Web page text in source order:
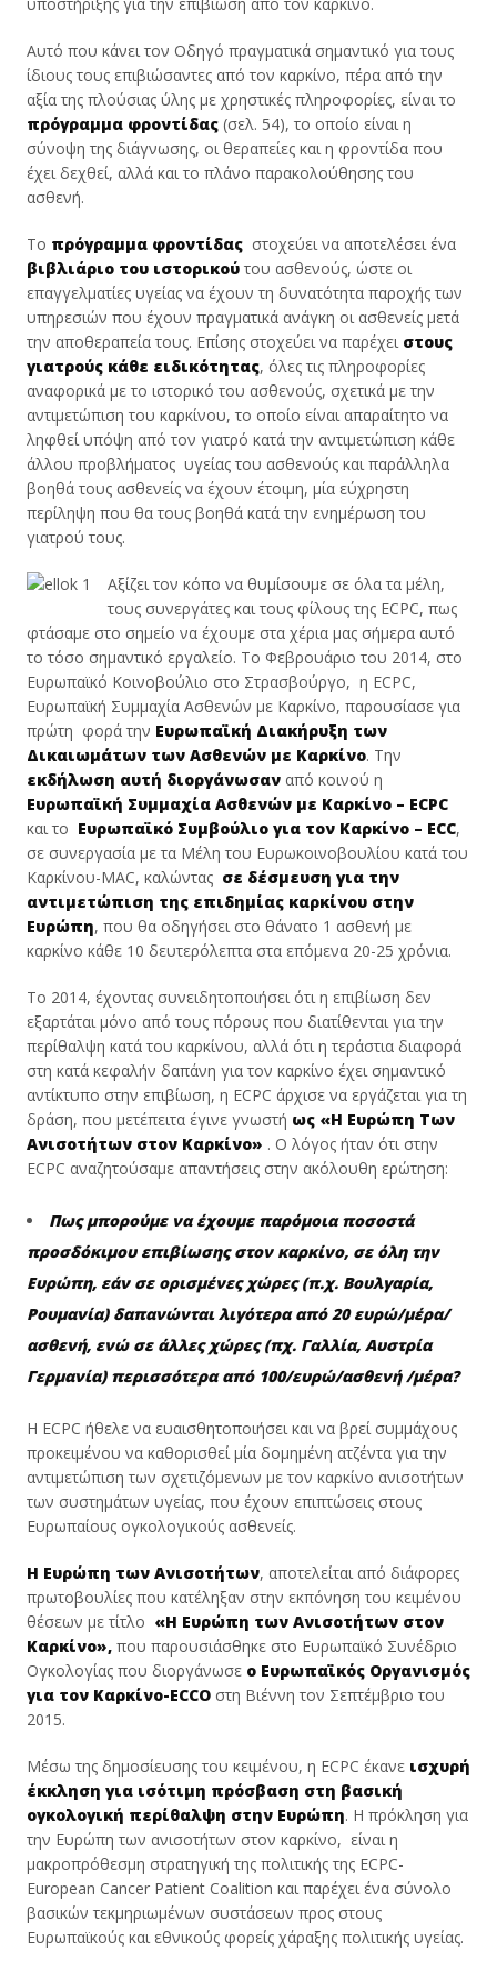
Αυτό που κάνει τον Οδηγό πραγματικά σημαντικό για τους
ίδιους τους επιβιώσαντες από τον καρκίνο, πέρα από την
αξία της πλούσιας ύλης με χρηστικές πληροφορίες, είναι το
πρόγραμμα φροντίδας (σελ. 54), το οποίο είναι η
σύνοψη της διάγνωσης, οι θεραπείες και η φροντίδα που
έχει δεχθεί, αλλά και το πλάνο παρακολούθησης του
ασθενή.
To πρόγραμμα φροντίδας στοχεύει να αποτελέσει ένα
βιβλιάριο του ιστορικού του ασθενούς, ώστε οι
επαγγελματίες υγείας να έχουν τη δυνατότητα παροχής των
υπηρεσιών που έχουν πραγματικά ανάγκη οι ασθενείς μετά
την αποθεραπεία τους. Επίσης στοχεύει να παρέχει στους
γιατρούς κάθε ειδικότητας, όλες τις πληροφορίες
αναφορικά με το ιστορικό του ασθενούς, σχετικά με την
αντιμετώπιση του καρκίνου, το οποίο είναι απαραίτητο να
ληφθεί υπόψη από τον γιατρό κατά την αντιμετώπιση κάθε
άλλου προβλήματος υγείας του ασθενούς και παράλληλα
βοηθά τους ασθενείς να έχουν έτοιμη, μία εύχρηστη
περίληψη που θα τους βοηθά κατά την ενημέρωση του
γιατρού τους.
Αξίζει τον κόπο να θυμίσουμε σε όλα τα μέλη,
τους συνεργάτες και τους φίλους της ECPC, πως
φτάσαμε στο σημείο να έχουμε στα χέρια μας σήμερα αυτό
το τόσο σημαντικό εργαλείο. Το Φεβρουάριο του 2014, στο
Ευρωπαϊκό Κοινοβούλιο στο Στρασβούργο, η ECPC,
Ευρωπαϊκή Συμμαχία Ασθενών με Καρκίνο, παρουσίασε για
πρώτη φορά την Ευρωπαϊκή Διακήρυξη των
Δικαιωμάτων των Ασθενών με Καρκίνο. Την
εκδήλωση αυτή διοργάνωσαν από κοινού η
Ευρωπαϊκή Συμμαχία Ασθενών με Καρκίνο – ECPC
και το Ευρωπαϊκό Συμβούλιο για τον Καρκίνο – ECC,
σε συνεργασία με τα Μέλη του Ευρωκοινοβουλίου κατά του
Καρκίνου-MAC, καλώντας σε δέσμευση για την
αντιμετώπιση της επιδημίας καρκίνου στην
Ευρώπη, που θα οδηγήσει στο θάνατο 1 ασθενή με
καρκίνο κάθε 10 δευτερόλεπτα στα επόμενα 20-25 χρόνια.
Το 2014, έχοντας συνειδητοποιήσει ότι η επιβίωση δεν
εξαρτάται μόνο από τους πόρους που διατίθενται για την
περίθαλψη κατά του καρκίνου, αλλά ότι η τεράστια διαφορά
στη κατά κεφαλήν δαπάνη για τον καρκίνο έχει σημαντικό
αντίκτυπο στην επιβίωση, η ECPC άρχισε να εργάζεται για τη
δράση, που μετέπειτα έγινε γνωστή ως «Η Ευρώπη Των
Ανισοτήτων στον Καρκίνο» . Ο λόγος ήταν ότι στην
ECPC αναζητούσαμε απαντήσεις στην ακόλουθη ερώτηση:
Πως μπορούμε να έχουμε παρόμοια ποσοστά
προσδόκιμου επιβίωσης στον καρκίνο, σε όλη την
Ευρώπη, εάν σε ορισμένες χώρες (π.χ. Βουλγαρία,
Ρουμανία) δαπανώνται λιγότερα από 20 ευρώ/μέρα/
ασθενή, ενώ σε άλλες χώρες (πχ. Γαλλία, Αυστρία
Γερμανία) περισσότερα από 100/ευρώ/ασθενή /μέρα?
Η ECPC ήθελε να ευαισθητοποιήσει και να βρεί συμμάχους
προκειμένου να καθορισθεί μία δομημένη ατζέντα για την
αντιμετώπιση των σχετιζόμενων με τον καρκίνο ανισοτήτων
των συστημάτων υγείας, που έχουν επιπτώσεις στους
Ευρωπαίους ογκολογικούς ασθενείς.
Η Ευρώπη των Ανισοτήτων, αποτελείται από διάφορες
πρωτοβουλίες που κατέληξαν στην εκπόνηση του κειμένου
θέσεων με τίτλο «Η Ευρώπη των Ανισοτήτων στον
Καρκίνο», που παρουσιάσθηκε στο Ευρωπαϊκό Συνέδριο
Ογκολογίας που διοργάνωσε ο Ευρωπαϊκός Οργανισμός
για τον Καρκίνο-ECCO στη Βιέννη τον Σεπτέμβριο του
2015.
Μέσω της δημοσίευσης του κειμένου, η ECPC έκανε ισχυρή
έκκληση για ισότιμη πρόσβαση στη βασική
ογκολογική περίθαλψη στην Ευρώπη. Η πρόκληση για
την Ευρώπη των ανισοτήτων στον καρκίνο, είναι η
μακροπρόθεσμη στρατηγική της πολιτικής της ECPC-
European Cancer Patient Coalition και παρέχει ένα σύνολο
βασικών τεκμηριωμένων συστάσεων προς στους
Ευρωπαϊκούς και εθνικούς φορείς χάραξης πολιτικής υγείας.